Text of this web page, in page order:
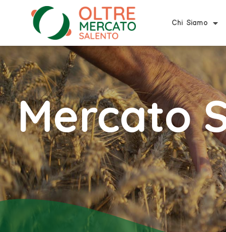
Chi Siamo
Mercato